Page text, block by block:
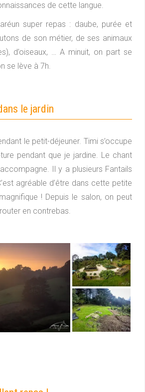
de cette langue.
super repas : daube, purée et
de son métier, de ses animaux
d’oiseaux, … A minuit, on part se
se lève à 7h.
le jardin
le petit-déjeuner. Timi s’occupe
pendant que je jardine. Le chant
Il y a plusieurs Fantails
agréable d’être dans cette petite
! Depuis le salon, on peut
en contrebas.